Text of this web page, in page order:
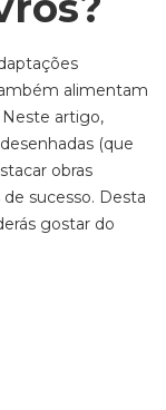
alimentam
artigo,
(que
obras
sucesso. Desta
gostar do